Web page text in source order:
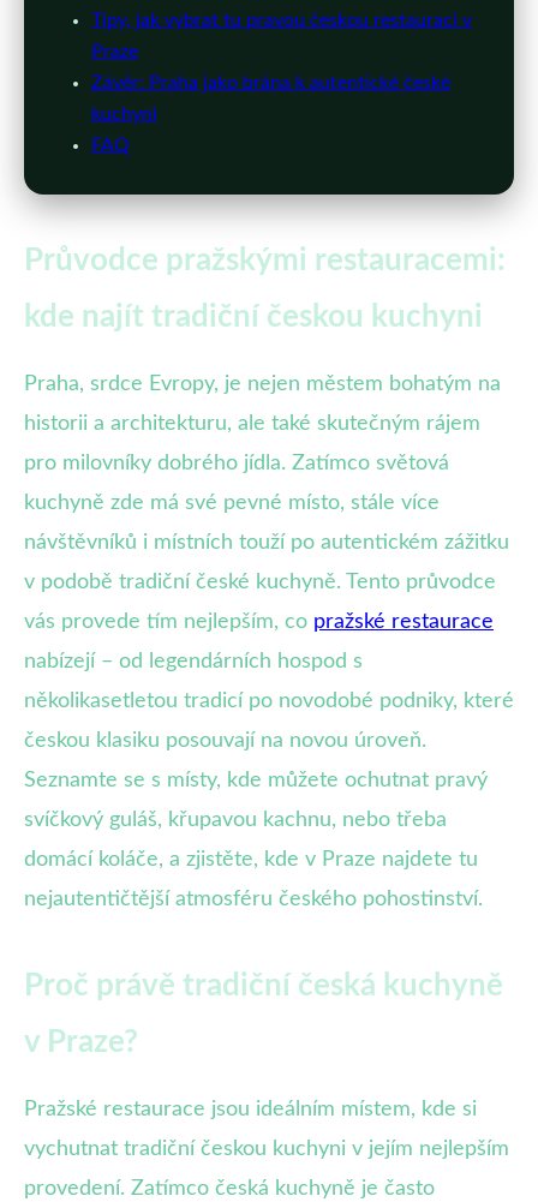
Tipy, jak vybrat tu pravou českou restauraci v
Praze
Závěr: Praha jako brána k autentické české
kuchyni
FAQ
Průvodce pražskými restauracemi:
kde najít tradiční českou kuchyni
Praha, srdce Evropy, je nejen městem bohatým na
historii a architekturu, ale také skutečným rájem
pro milovníky dobrého jídla. Zatímco světová
kuchyně zde má své pevné místo, stále více
návštěvníků i místních touží po autentickém zážitku
v podobě tradiční české kuchyně. Tento průvodce
vás provede tím nejlepším, co pražské restaurace
nabízejí – od legendárních hospod s
několikasetletou tradicí po novodobé podniky, které
českou klasiku posouvají na novou úroveň.
Seznamte se s místy, kde můžete ochutnat pravý
svíčkový guláš, křupavou kachnu, nebo třeba
domácí koláče, a zjistěte, kde v Praze najdete tu
nejautentičtější atmosféru českého pohostinství.
Proč právě tradiční česká kuchyně
v Praze?
Pražské restaurace jsou ideálním místem, kde si
vychutnat tradiční českou kuchyni v jejím nejlepším
provedení. Zatímco česká kuchyně je často